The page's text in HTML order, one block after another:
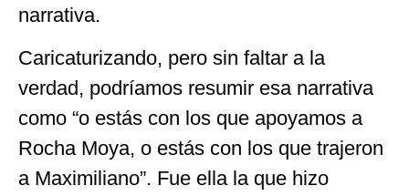
narrativa.
Caricaturizando, pero sin faltar a la
verdad, podríamos resumir esa narrativa
como “o estás con los que apoyamos a
Rocha Moya, o estás con los que trajeron
a Maximiliano”. Fue ella la que hizo